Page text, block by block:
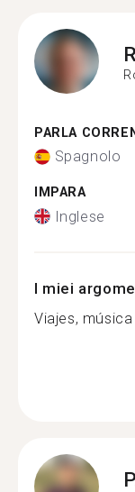
PARLA
Spagnolo
IMPARA
Inglese
I miei
Viajes, música